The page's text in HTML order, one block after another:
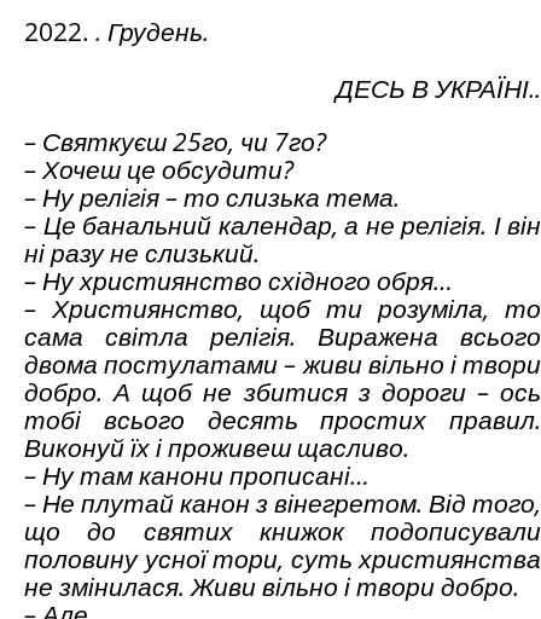
. Грудень.
ДЕСЬ В УКРАЇНІ..
– Святкуєш 25го, чи 7го?
– Хочеш це обсудити?
– Ну релігія – то слизька тема.
– Це банальний календар, а не релігія. І він
ні разу не слизький.
– Ну християнство східного обря…
– Християнство, щоб ти розуміла, то
сама світла релігія. Виражена всього
двома постулатами – живи вільно і твори
добро. А щоб не збитися з дороги – ось
тобі всього десять простих правил.
Виконуй їх і проживеш щасливо.
– Ну там канони прописані…
– Не плутай канон з вінегретом. Від того,
що до святих книжок подописували
половину усної тори, суть християнства
не змінилася. Живи вільно і твори добро.